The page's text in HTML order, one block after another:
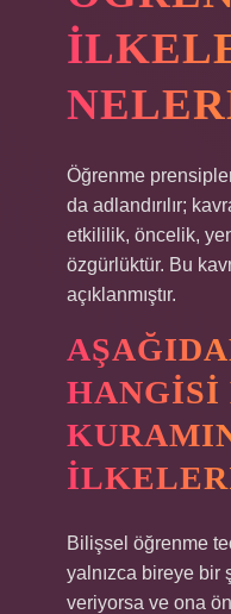
Öğrenme
da adlandırılır;
etkililik, öncelik,
özgürlüktür. Bu
açıklanmıştır.
HANGISI
Bilişsel öğrenme
yalnızca bireye bir
veriyorsa ve ona